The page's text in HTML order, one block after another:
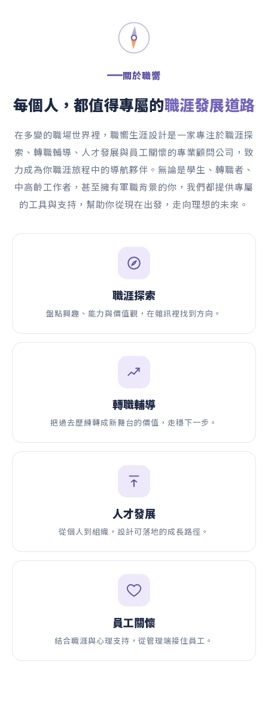
關於職嚮
每個人，都值得專屬的職涯發展道路
在多變的職場世界裡，職嚮生涯設計是一家專注於職涯探
索、轉職輔導、人才發展與員工關懷的專業顧問公司，致
力成為你職涯旅程中的導航夥伴。無論是學生、轉職者、
中高齡工作者，甚至擁有軍職背景的你，我們都提供專屬
的工具與支持，幫助你從現在出發，走向理想的未來。
職涯探索
盤點興趣、能力與價值觀，在雜訊裡找到方向。
轉職輔導
把過去歷練轉成新舞台的價值，走穩下一步。
人才發展
從個人到組織，設計可落地的成長路徑。
員工關懷
結合職涯與心理支持，從管理端接住員工。